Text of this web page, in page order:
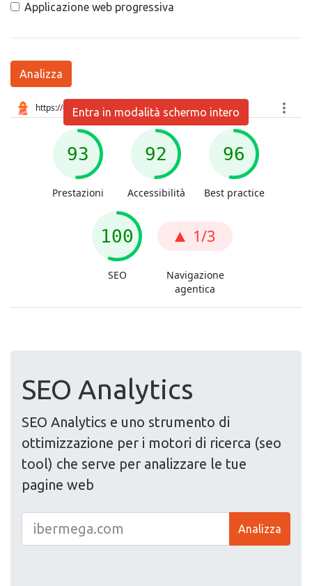
Applicazione web progressiva
Analizza
Entra in modalità schermo intero
SEO Analytics
SEO Analytics e uno strumento di
ottimizzazione per i motori di ricerca (seo
tool) che serve per analizzare le tue
pagine web
Analizza